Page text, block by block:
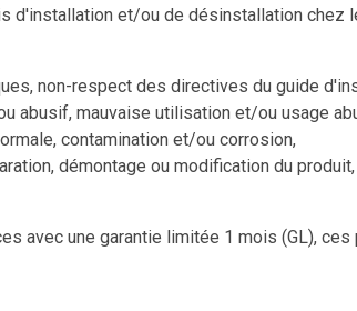
d'installation et/ou de désinstallation chez
non-respect des directives du guide
abusif, mauvaise utilisation et/ou usage
contamination et/ou corrosion,
démontage ou modification du
avec une garantie limitée 1 mois (GL),